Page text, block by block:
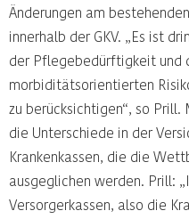
Änderungen am
innerhalb der GKV. „Es ist
der Pflegebedürftigkeit und
morbiditätsorientierten
zu berücksichtigen“, so
die Unterschiede in der
Krankenkassen, die die
ausgeglichen werden. Prill:
Versorgerkassen, also die